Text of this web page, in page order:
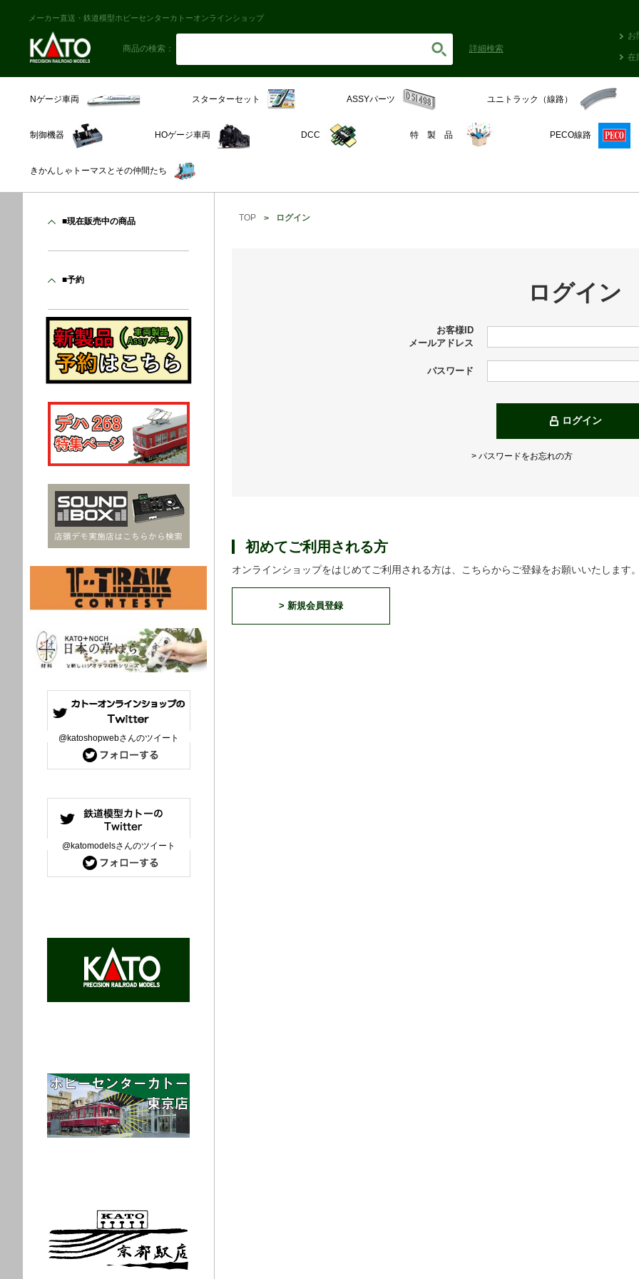
メーカー直送・鉄道模型ホビーセンターカトーオンラインショップ
商品の検索： 詳細検索
お
在
Nゲージ車両 スターターセット ASSYパーツ ユニトラック（線路）
制御機器 HOゲージ車両 DCC 特 製 品 PECO線路
きかんしゃトーマスとその仲間たち
TOP ログイン
ログイン
お客様ID
メールアドレス
パスワード
ログイン
> パスワードをお忘れの方
初めてご利用される方
オンラインショップをはじめてご利用される方は、こちらからご登録をお願いいたします
> 新規会員登録
■現在販売中の商品
■予約
@katoshopwebさんのツイート
@katomodelsさんのツイート